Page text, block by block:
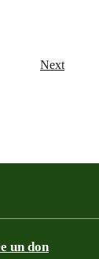
Next
un don